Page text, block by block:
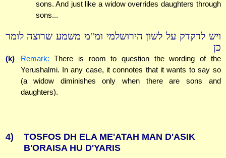
sons. And just like a widow overrides daughters through
sons...
ויש לדקדק על לשון הירושלמי ומ''מ משמע שרוצה לומר
כן
(k) Remark: There is room to question the wording of the
Yerushalmi. In any case, it connotes that it wants to say so
(a widow diminishes only when there are sons and
daughters).
4)
TOSFOS DH ELA ME'ATAH MAN D'ASIK
B'ORAISA HU D'YARIS